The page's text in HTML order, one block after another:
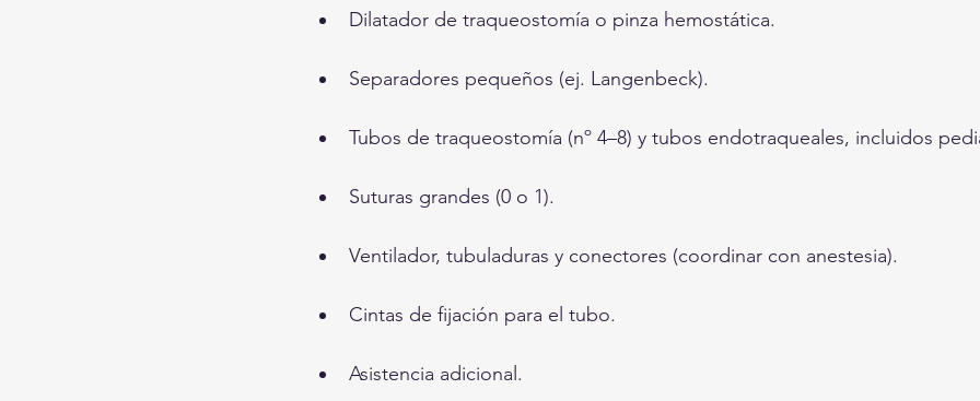
Dilatador de traqueostomía o pinza hemostática.
Separadores pequeños (ej. Langenbeck).
Tubos de traqueostomía (nº 4–8) y tubos endotraqueales, incluidos
Suturas grandes (0 o 1).
Ventilador, tubuladuras y conectores (coordinar con anestesia).
Cintas de fijación para el tubo.
Asistencia adicional.